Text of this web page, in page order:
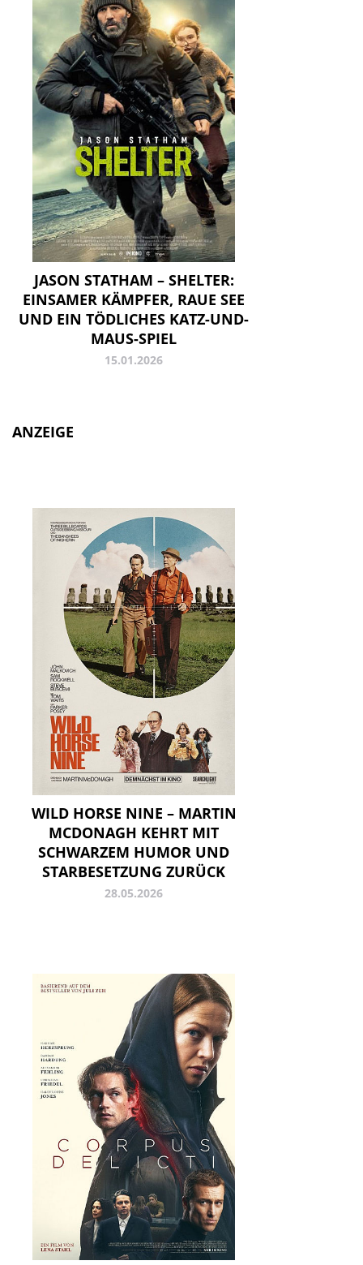
JASON STATHAM – SHELTER:
EINSAMER KÄMPFER, RAUE SEE
UND EIN TÖDLICHES KATZ-UND-
MAUS-SPIEL
15.01.2026
ANZEIGE
WILD HORSE NINE – MARTIN
MCDONAGH KEHRT MIT
SCHWARZEM HUMOR UND
STARBESETZUNG ZURÜCK
28.05.2026